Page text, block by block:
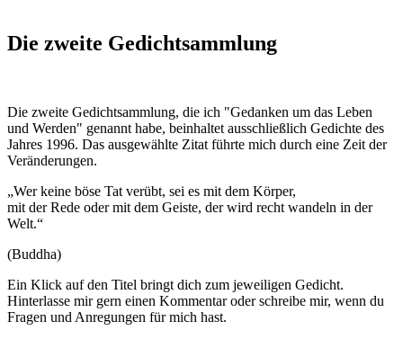
Die zweite Gedichtsammlung
Die zweite Gedichtsammlung, die ich "Gedanken um das Leben
und Werden" genannt habe, beinhaltet ausschließlich Gedichte des
Jahres 1996. Das ausgewählte Zitat führte mich durch eine Zeit der
Veränderungen.
„Wer keine böse Tat verübt, sei es mit dem Körper,
mit der Rede oder mit dem Geiste, der wird recht wandeln in der
Welt.“
(Buddha)
Ein Klick auf den Titel bringt dich zum jeweiligen Gedicht.
Hinterlasse mir gern einen Kommentar oder schreibe mir, wenn du
Fragen und Anregungen für mich hast.